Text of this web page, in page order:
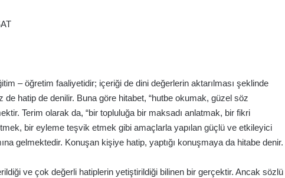
– öğretim faaliyetidir; içeriği de dini değerlerin aktarılması şeklinde
hatip de denilir. Buna göre hitabet, “hutbe okumak, güzel söz
Terim olarak da, “bir topluluğa bir maksadı anlatmak, bir fikri
bir eyleme teşvik etmek gibi amaçlarla yapılan güçlü ve etkileyici
gelmektedir. Konuşan kişiye hatip, yaptığı konuşmaya da hitabe denir.
ve çok değerli hatiplerin yetiştirildiği bilinen bir gerçektir. Ancak sözlü